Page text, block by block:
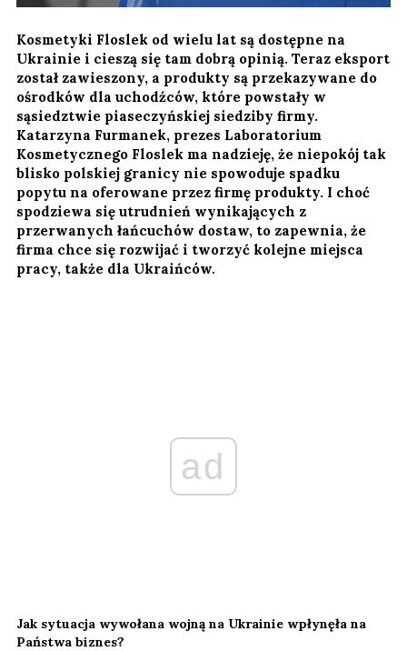
Kosmetyki Floslek od wielu lat są dostępne na
Ukrainie i cieszą się tam dobrą opinią. Teraz eksport
został zawieszony, a produkty są przekazywane do
ośrodków dla uchodźców, które powstały w
sąsiedztwie piaseczyńskiej siedziby firmy.
Katarzyna Furmanek, prezes Laboratorium
Kosmetycznego Floslek ma nadzieję, że niepokój tak
blisko polskiej granicy nie spowoduje spadku
popytu na oferowane przez firmę produkty. I choć
spodziewa się utrudnień wynikających z
przerwanych łańcuchów dostaw, to zapewnia, że
firma chce się rozwijać i tworzyć kolejne miejsca
pracy, także dla Ukraińców.
ad
Jak sytuacja wywołana wojną na Ukrainie wpłynęła na
Państwa biznes?